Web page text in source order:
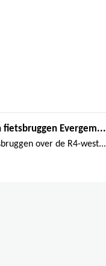
fietsbruggen Evergem...
over de R4-west...